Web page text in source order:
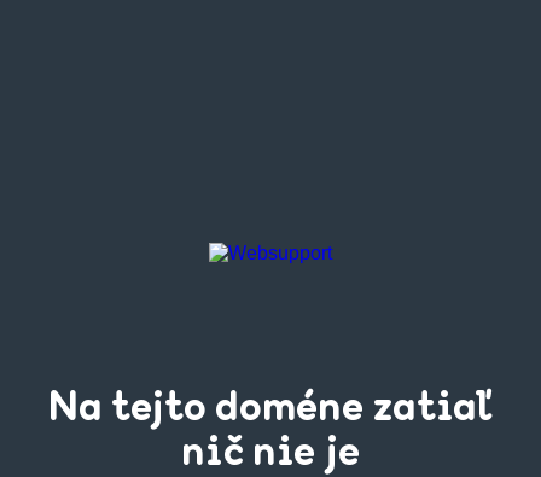
Na tejto doméne zatiaľ
nič nie je